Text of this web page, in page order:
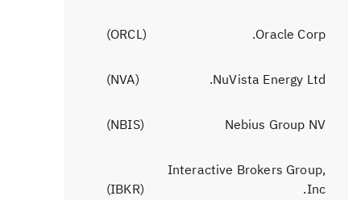
Oracle Corp.
(
ORCL
)
NuVista Energy Ltd.
(
NVA
)
Nebius Group NV
(
NBIS
)
Interactive Brokers Group,
Inc.
(
IBKR
)